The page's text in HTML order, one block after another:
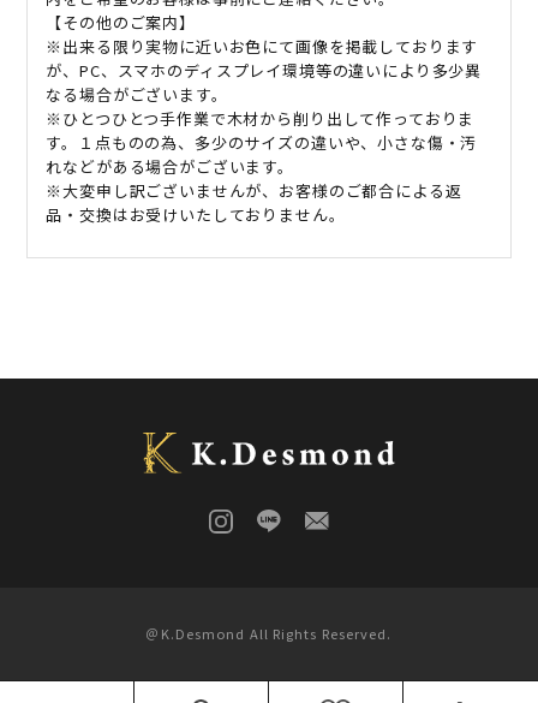
【その他のご案内】
※出来る限り実物に近いお色にて画像を掲載しております
が、PC、スマホのディスプレイ環境等の違いにより多少異
なる場合がございます。
※ひとつひとつ手作業で木材から削り出して作っておりま
す。１点ものの為、多少のサイズの違いや、小さな傷・汚
れなどがある場合がございます。
※大変申し訳ございませんが、お客様のご都合による返
品・交換はお受けいたしておりません。
＠K.Desmond All Rights Reserved.